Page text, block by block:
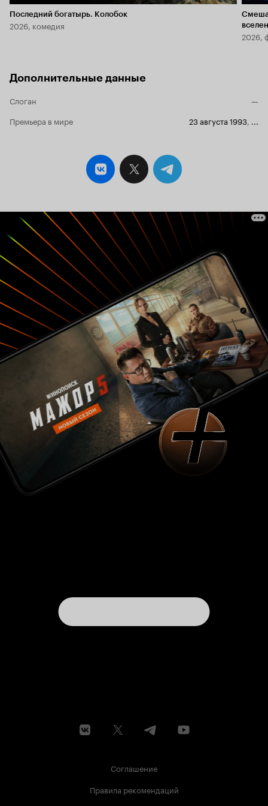
Последний богатырь. Колобок
2026, комедия
2026,
Дополнительные данные
Слоган
—
Премьера в мире
23 августа 1993, ...
Соглашение
Правила рекомендаций